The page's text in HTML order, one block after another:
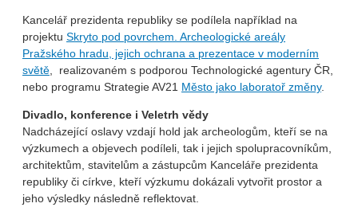
Kancelář prezidenta republiky se podílela například na
projektu Skryto pod povrchem. Archeologické areály
Pražského hradu, jejich ochrana a prezentace v moderním
světě, realizovaném s podporou Technologické agentury ČR,
nebo programu Strategie AV21 Město jako laboratoř změny.
Divadlo, konference i Veletrh vědy
Nadcházející oslavy vzdají hold jak archeologům, kteří se na
výzkumech a objevech podíleli, tak i jejich spolupracovníkům,
architektům, stavitelům a zástupcům Kanceláře prezidenta
republiky či církve, kteří výzkumu dokázali vytvořit prostor a
jeho výsledky následně reflektovat.